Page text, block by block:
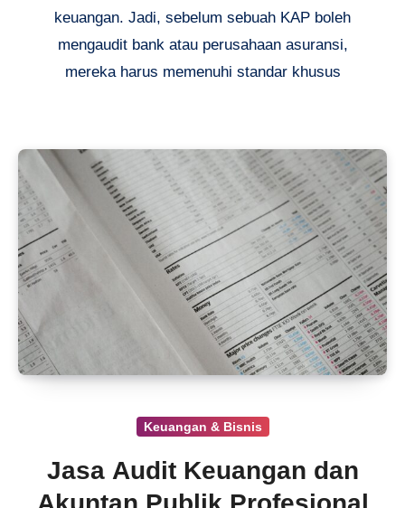
keuangan. Jadi, sebelum sebuah KAP boleh
mengaudit bank atau perusahaan asuransi,
mereka harus memenuhi standar khusus
Keuangan & Bisnis
Jasa Audit Keuangan dan